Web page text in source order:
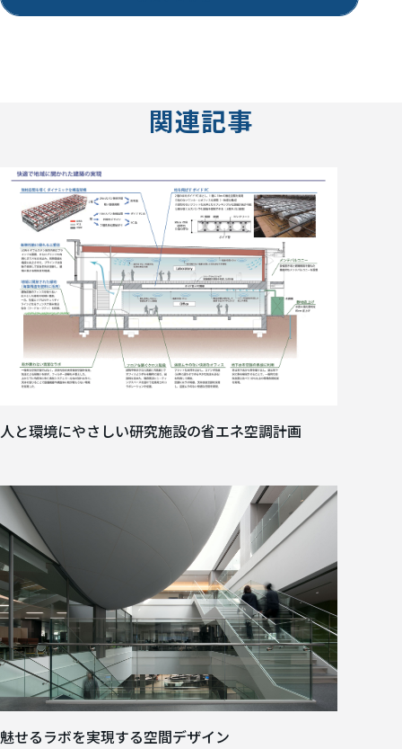
関連記事
人と環境にやさしい研究施設の省エネ空調計画
魅せるラボを実現する空間デザイン